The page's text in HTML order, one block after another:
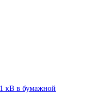
кВ в бумажной